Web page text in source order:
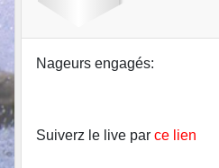
Nageurs engagés:
Suiverz le live par ce lien